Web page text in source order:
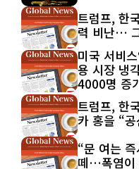
트럼프, 한
력 비난…
미국 서비
용 시장 냉
4000명 증
트럼프, 한
카 홍을 “
“문 여는
떼…폭염이